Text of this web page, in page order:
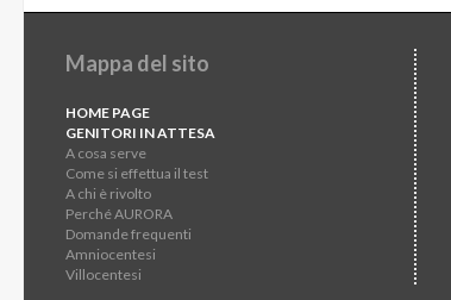
Mappa del sito
HOME PAGE
GENITORI IN ATTESA
A cosa serve
Come si effettua il test
A chi è rivolto
Perché AURORA
Domande frequenti
Amniocentesi
Villocentesi